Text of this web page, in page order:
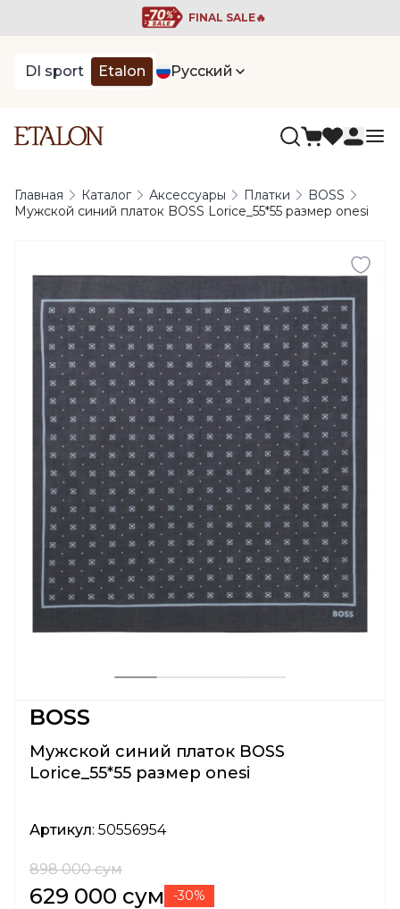
FINAL SALE🔥
DI sport Etalon Русский
Главная Каталог Аксессуары Платки
BOSS
Мужской синий платок BOSS Lorice_55*55 размер onesi
BOSS
Мужской синий платок BOSS
Lorice_55*55 размер onesi
Артикул: 50556954
898 000 сум
629 000 сум -30%